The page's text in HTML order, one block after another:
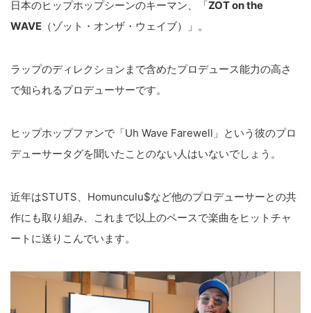
日本のヒップホップシーンのキーマン、「ZOT on the
WAVE （ゾット・オンザ・ウェイブ）」。
ラップのディレクションまで含めたプロデュース能力の高さ
で知られるプロデューサーです。
ヒップホップファンで「Uh Wave Farewell」という彼のプロ
デューサータグを聞いたことのない人はいないでしょう。
近年はSTUTS、Homunculu$など他のプロデューサーとの共
作にも取り組み、これまで以上のペースで楽曲をヒットチャ
ートに送りこんでいます。